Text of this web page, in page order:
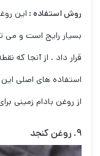
روش استفاده : این
بسیار رایج است و می
قرار داد . از آنجا که
استفاده های اصلی
از روغن بادام زمینی
۹. روغن کنجد